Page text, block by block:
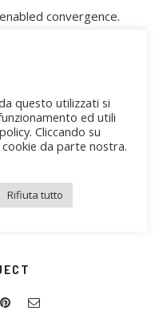
convergence.
95%
85%
questo utilizzati si
ed utili
Cliccando su
da parte nostra.
Rifiuta tutto